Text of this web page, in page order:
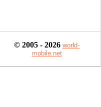
© 2005 - 2026 world-
mobile.net